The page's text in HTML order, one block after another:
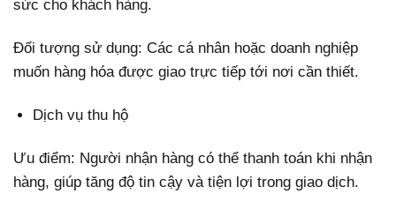
sức cho khách hàng.
Đối tượng sử dụng: Các cá nhân hoặc doanh nghiệp
muốn hàng hóa được giao trực tiếp tới nơi cần thiết.
Dịch vụ thu hộ
Ưu điểm: Người nhận hàng có thể thanh toán khi nhận
hàng, giúp tăng độ tin cậy và tiện lợi trong giao dịch.